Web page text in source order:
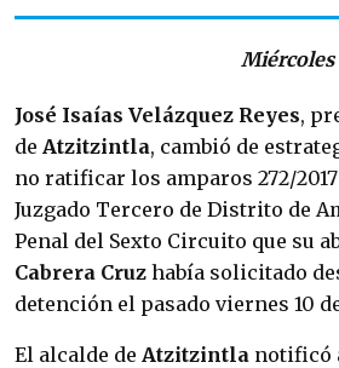
Miércoles
José Isaías Velázquez Reyes,
de Atzitzintla, cambió de
no ratificar los amparos 272/2017
Juzgado Tercero de Distrito de
Penal del Sexto Circuito que su
Cabrera Cruz había solicitado
detención el pasado viernes 10
El alcalde de Atzitzintla notificó